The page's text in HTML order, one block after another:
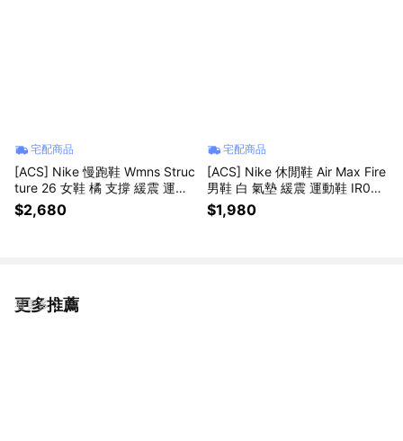
宅配商品
[ACS] Nike 慢跑鞋 Wmns Struc
ture 26 女鞋 橘 支撐 緩震 運動
鞋 HJ1101-113
$2,680
宅配商品
[ACS] Nike 休閒鞋 Air Max Fire
男鞋 白 氣墊 緩震 運動鞋 IR081
9-100
$1,980
更多推薦
看更多